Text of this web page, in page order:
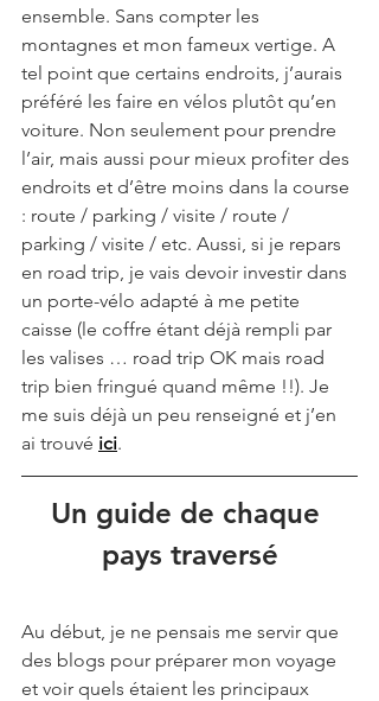
ensemble. Sans compter les
montagnes et mon fameux vertige. A
tel point que certains endroits, j’aurais
préféré les faire en vélos plutôt qu’en
voiture. Non seulement pour prendre
l’air, mais aussi pour mieux profiter des
endroits et d’être moins dans la course
: route / parking / visite / route /
parking / visite / etc. Aussi, si je repars
en road trip, je vais devoir investir dans
un porte-vélo adapté à me petite
caisse (le coffre étant déjà rempli par
les valises … road trip OK mais road
trip bien fringué quand même !!). Je
me suis déjà un peu renseigné et j’en
ai trouvé ici.
Un guide de chaque
pays traversé
Au début, je ne pensais me servir que
des blogs pour préparer mon voyage
et voir quels étaient les principaux